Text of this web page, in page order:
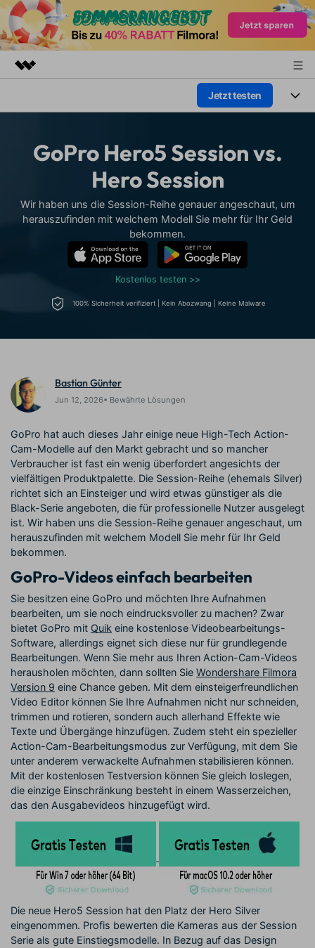
Dienstprogramme
Überblick
Presseraum
Jetzt testen
Plattformen
Assets
Video/Foto
Audio
Lösungen
Marketing & Business
Ressourcen
Video-Prompts
Über 100 heiße Video-
Videos erstellen
Meisterkurs
Videobearbeitungsfähigkeiten
Kickstart Bootcamp
Lernen, ausdrücken und
Videobearbeitungs-
Fähigkeiten mit Filmora
DIY-Spezialeffekte
können
Creator
Monetarisierungs-
Programm
Monetarisieren Sie
Ihren Einfluss mit Filmora
Freunde-werben-
Programm
An Freunde empfehlen,
Belohnungen erhalten
Empfohlene Inhalte
Entdecken Sie
Partnerschaften auf
Unternehmensniveau
Support
Lernen
GoPro Hero5 Session vs.
Hero Session
Wir haben uns die Session-Reihe genauer angeschaut, um
herauszufinden mit welchem Modell Sie mehr für Ihr Geld
bekommen.
Kostenlos testen >>
100% Sicherheit verifiziert | Kein Abozwang | Keine Malware
Bastian Günter
Jun 12, 2026• Bewährte Lösungen
GoPro hat auch dieses Jahr einige neue High-Tech Action-
Cam-Modelle auf den Markt gebracht und so mancher
Verbraucher ist fast ein wenig überfordert angesichts der
vielfältigen Produktpalette. Die Session-Reihe (ehemals Silver)
richtet sich an Einsteiger und wird etwas günstiger als die
Black-Serie angeboten, die für professionelle Nutzer ausgelegt
ist. Wir haben uns die Session-Reihe genauer angeschaut, um
herauszufinden mit welchem Modell Sie mehr für Ihr Geld
bekommen.
GoPro-Videos einfach bearbeiten
Sie besitzen eine GoPro und möchten Ihre Aufnahmen
bearbeiten, um sie noch eindrucksvoller zu machen? Zwar
bietet GoPro mit Quik eine kostenlose Videobearbeitungs-
Software, allerdings eignet sich diese nur für grundlegende
Bearbeitungen. Wenn Sie mehr aus Ihren Action-Cam-Videos
herausholen möchten, dann sollten Sie Wondershare Filmora
Version 9 eine Chance geben. Mit dem einsteigerfreundlichen
Video Editor können Sie Ihre Aufnahmen nicht nur schneiden,
trimmen und rotieren, sondern auch allerhand Effekte wie
Texte und Übergänge hinzufügen. Zudem steht ein spezieller
Action-Cam-Bearbeitungsmodus zur Verfügung, mit dem Sie
unter anderem verwackelte Aufnahmen stabilisieren können.
Mit der kostenlosen Testversion können Sie gleich loslegen,
die einzige Einschränkung besteht in einem Wasserzeichen,
das den Ausgabevideos hinzugefügt wird.
Die neue Hero5 Session hat den Platz der Hero Silver
eingenommen. Profis bewerten die Kameras aus der Session
Serie als gute Einstiegsmodelle. In Bezug auf das Design